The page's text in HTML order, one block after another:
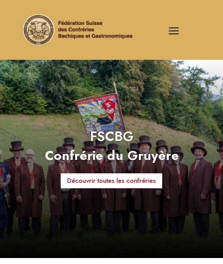
FSCBG
Confrérie du Gruyère
Découvrir toutes les confréries